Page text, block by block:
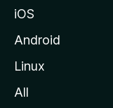
iOS
Android
Linux
All